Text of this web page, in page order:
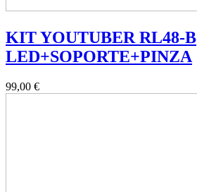
KIT YOUTUBER RL48-B
LED+SOPORTE+PINZA
99,00 €